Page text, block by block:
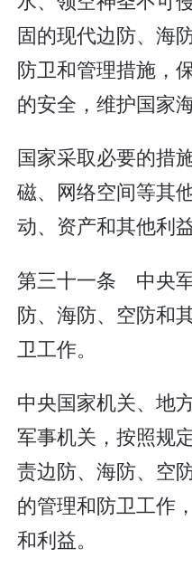
固的现代边防、海
防卫和管理措施，
的安全，维护国家
国家采取必要的措
磁、网络空间等其
动、资产和其他利
第三十一条 中央
防、海防、空防和
卫工作。
中央国家机关、地
军事机关，按照规
责边防、海防、空
的管理和防卫工作
和利益。